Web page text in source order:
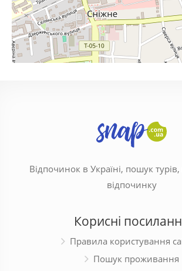
Відпочинок в Україні, пошук
відпочинку
Корисні
Правила користування
Пошук проживання